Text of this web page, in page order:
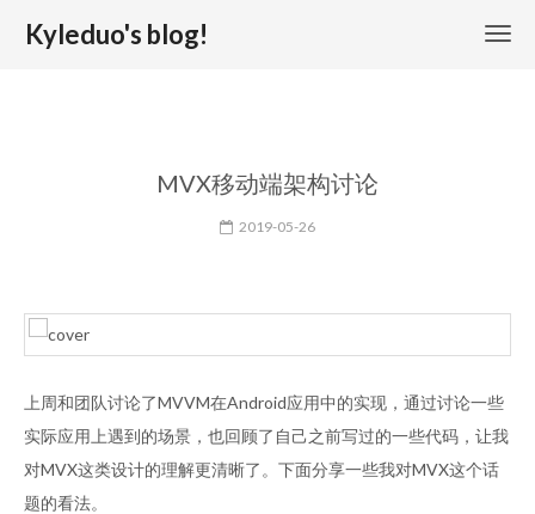
Kyleduo's blog!
MVX移动端架构讨论
2019-05-26
上周和团队讨论了MVVM在Android应用中的实现，通过讨论一些
实际应用上遇到的场景，也回顾了自己之前写过的一些代码，让我
对MVX这类设计的理解更清晰了。下面分享一些我对MVX这个话
题的看法。